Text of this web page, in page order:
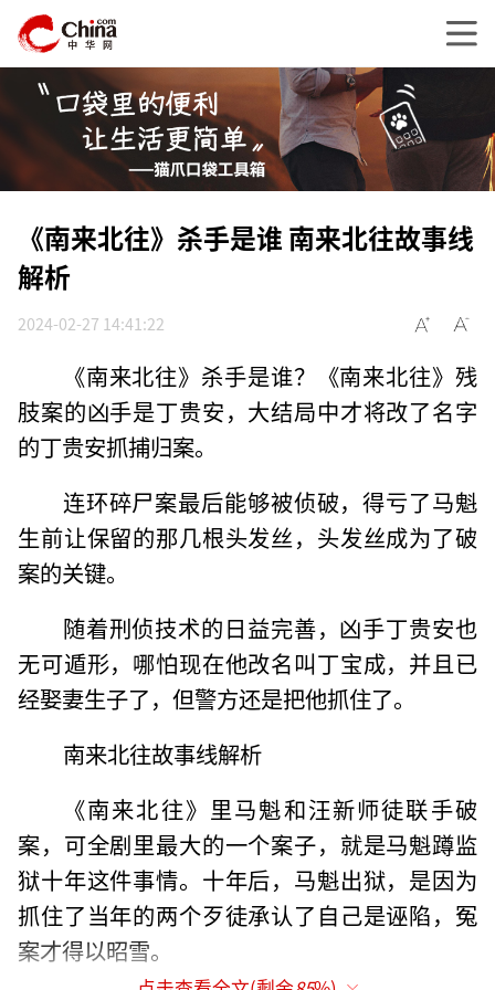
《南来北往》杀手是谁 南来北往故事线
解析
2024-02-27 14:41:22
《南来北往》杀手是谁？《南来北往》残
肢案的凶手是丁贵安，大结局中才将改了名字
的丁贵安抓捕归案。
连环碎尸案最后能够被侦破，得亏了马魁
生前让保留的那几根头发丝，头发丝成为了破
案的关键。
随着刑侦技术的日益完善，凶手丁贵安也
无可遁形，哪怕现在他改名叫丁宝成，并且已
经娶妻生子了，但警方还是把他抓住了。
南来北往故事线解析
《南来北往》里马魁和汪新师徒联手破
案，可全剧里最大的一个案子，就是马魁蹲监
狱十年这件事情。十年后，马魁出狱，是因为
抓住了当年的两个歹徒承认了自己是诬陷，冤
案才得以昭雪。